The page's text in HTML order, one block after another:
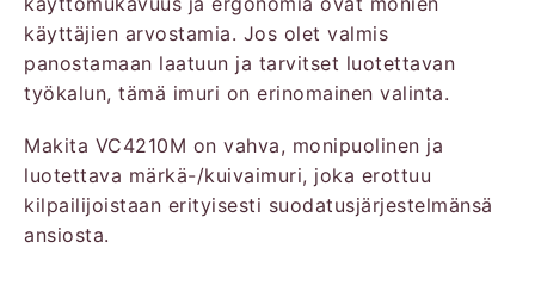
käyttäjien arvostamia. Jos olet valmis
panostamaan laatuun ja tarvitset luotettavan
työkalun, tämä imuri on erinomainen valinta.
Makita VC4210M on vahva, monipuolinen ja
luotettava märkä-/kuivaimuri, joka erottuu
kilpailijoistaan erityisesti suodatusjärjestelmänsä
ansiosta.